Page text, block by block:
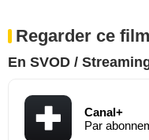
Regarder ce film
En SVOD /
Canal+
Par